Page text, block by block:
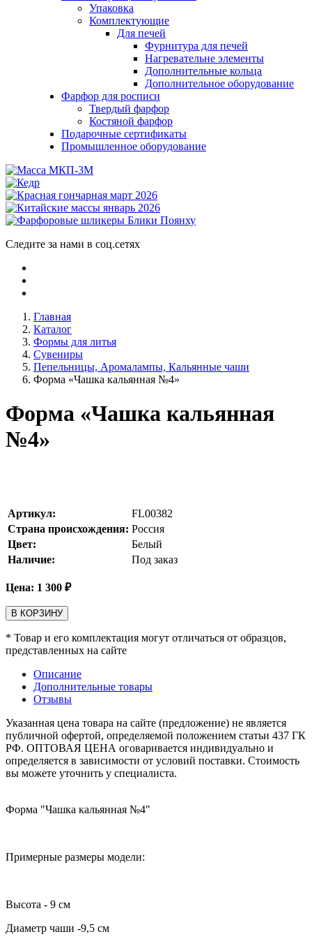
Упаковка
Комплектующие
Для печей
Фурнитура для печей
Нагревательне элементы
Дополнительные кольца
Дополнительное оборудование
Фарфор для росписи
Твердый фарфор
Костяной фарфор
Подарочные сертификаты
Промышленное оборудование
Следите за нами в соц.сетях
Главная
Каталог
Формы для литья
Сувениры
Пепельницы, Аромалампы, Кальянные чаши
Форма «Чашка кальянная №4»
Форма «Чашка кальянная
№4»
Артикул:
FL00382
Страна происхождения: Россия
Цвет:
Белый
Наличие:
Под заказ
Цена: 1 300 ₽
В КОРЗИНУ
* Товар и его комплектация могут отличаться от образцов,
представленных на сайте
Описание
Дополнительные товары
Отзывы
Указанная цена товара на сайте (предложение) не является
публичной офертой, определяемой положением статьи 437 ГК
РФ. ОПТОВАЯ ЦЕНА оговаривается индивидуально и
определяется в зависимости от условий поставки. Стоимость
вы можете уточнить у специалиста.
Форма "Чашка кальянная №4"
Примерные размеры модели:
Высота - 9 см
Диаметр чаши -9,5 см